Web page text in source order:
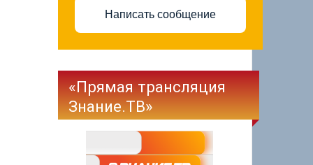
Написать сообщение
«Прямая трансляция
Знание.ТВ»